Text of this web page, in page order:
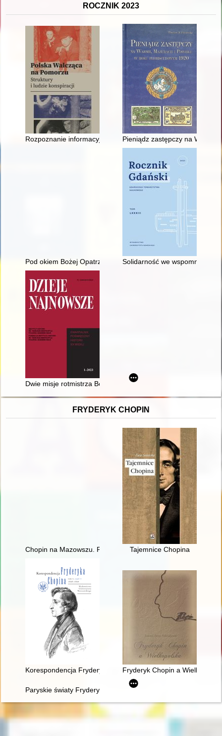
ROCZNIK 2023
Rozpoznanie informacyjno-wywiadowcze na Pomorzu jako
Pieniądz zastępczy na Warmii,
Pod okiem Bożej Opatrzności : wydarzenia z lat 1968-2019
Solidarność we
Dwie misje rotmistrza Bolesława Długoszowskiego
FRYDERYK CHOPIN
Chopin na Mazowszu. Przewodnik po miejscach historycznych
Tajemnice Chopina
Korespondencja Fryderyka Chopina. T. 3 cz. 3,
Fryderyk Chopin a
Paryskie światy Fryderyka Chopina [1810-1849]